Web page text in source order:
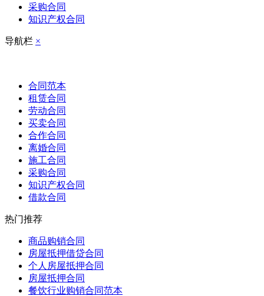
采购合同
知识产权合同
导航栏 ×
合同范本
租赁合同
劳动合同
买卖合同
合作合同
离婚合同
施工合同
采购合同
知识产权合同
借款合同
热门推荐
商品购销合同
房屋抵押借贷合同
个人房屋抵押合同
房屋抵押合同
餐饮行业购销合同范本